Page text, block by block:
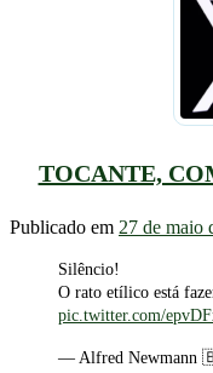
TOCANTE,
Publicado em 27 de maio
Silêncio!
O rato etílico está
pic.twitter.com/
— Alfred Newmann